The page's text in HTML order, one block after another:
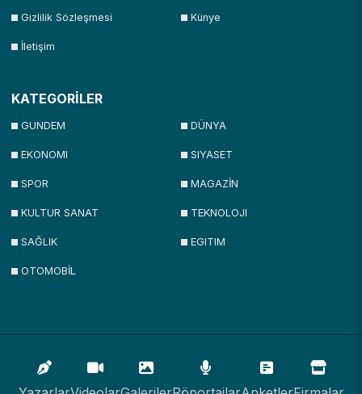
Gizlilik Sözleşmesi Künye
İletişim
KATEGORİLER
GUNDEM DÜNYA
EKONOMI SIYASET
SPOR MAGAZİN
KULTUR SANAT TEKNOLOJI
SAĞLIK EGITIM
OTOMOBİL